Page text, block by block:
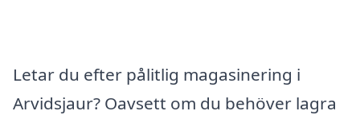
Letar du efter pålitlig magasinering i
Arvidsjaur? Oavsett om du behöver lagra